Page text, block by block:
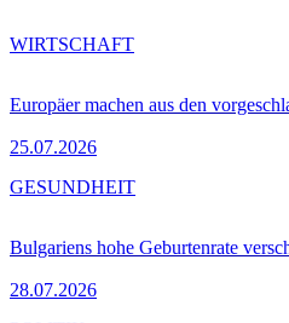
Europäer machen aus den
25.07.2026
WIRTSCHAFT
Bulgariens hohe Geburtenrate
28.07.2026
GESUNDHEIT